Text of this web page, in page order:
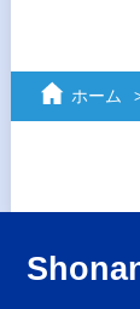
ホーム